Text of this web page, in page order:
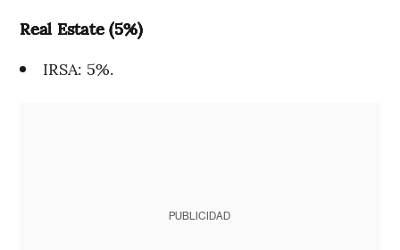
Real Estate (5%)
IRSA: 5%.
PUBLICIDAD